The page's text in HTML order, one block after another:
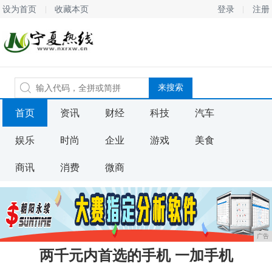
设为首页 收藏本页 登录 注册
首页 资讯 财经 科技 汽车
娱乐 时尚 企业 游戏 美食
商讯 消费 微商
广告
两千元内首选的手机 一加手机